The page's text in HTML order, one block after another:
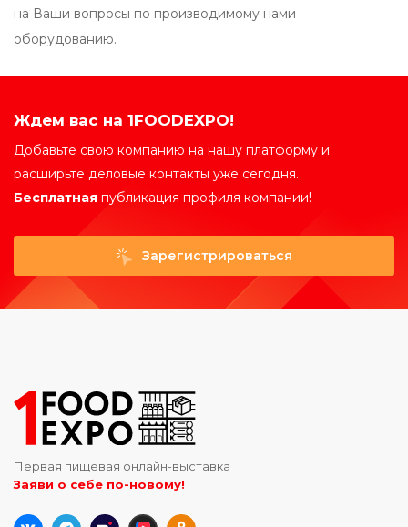
на Ваши вопросы по производимому нами
оборудованию.
Ждем вас на 1FOODEXPO!
Добавьте свою компанию на нашу платформу и
расширьте деловые контакты уже сегодня.
Бесплатная публикация профиля компании!
Зарегистрироваться
Первая пищевая онлайн-выставка
Заяви о себе по-новому!